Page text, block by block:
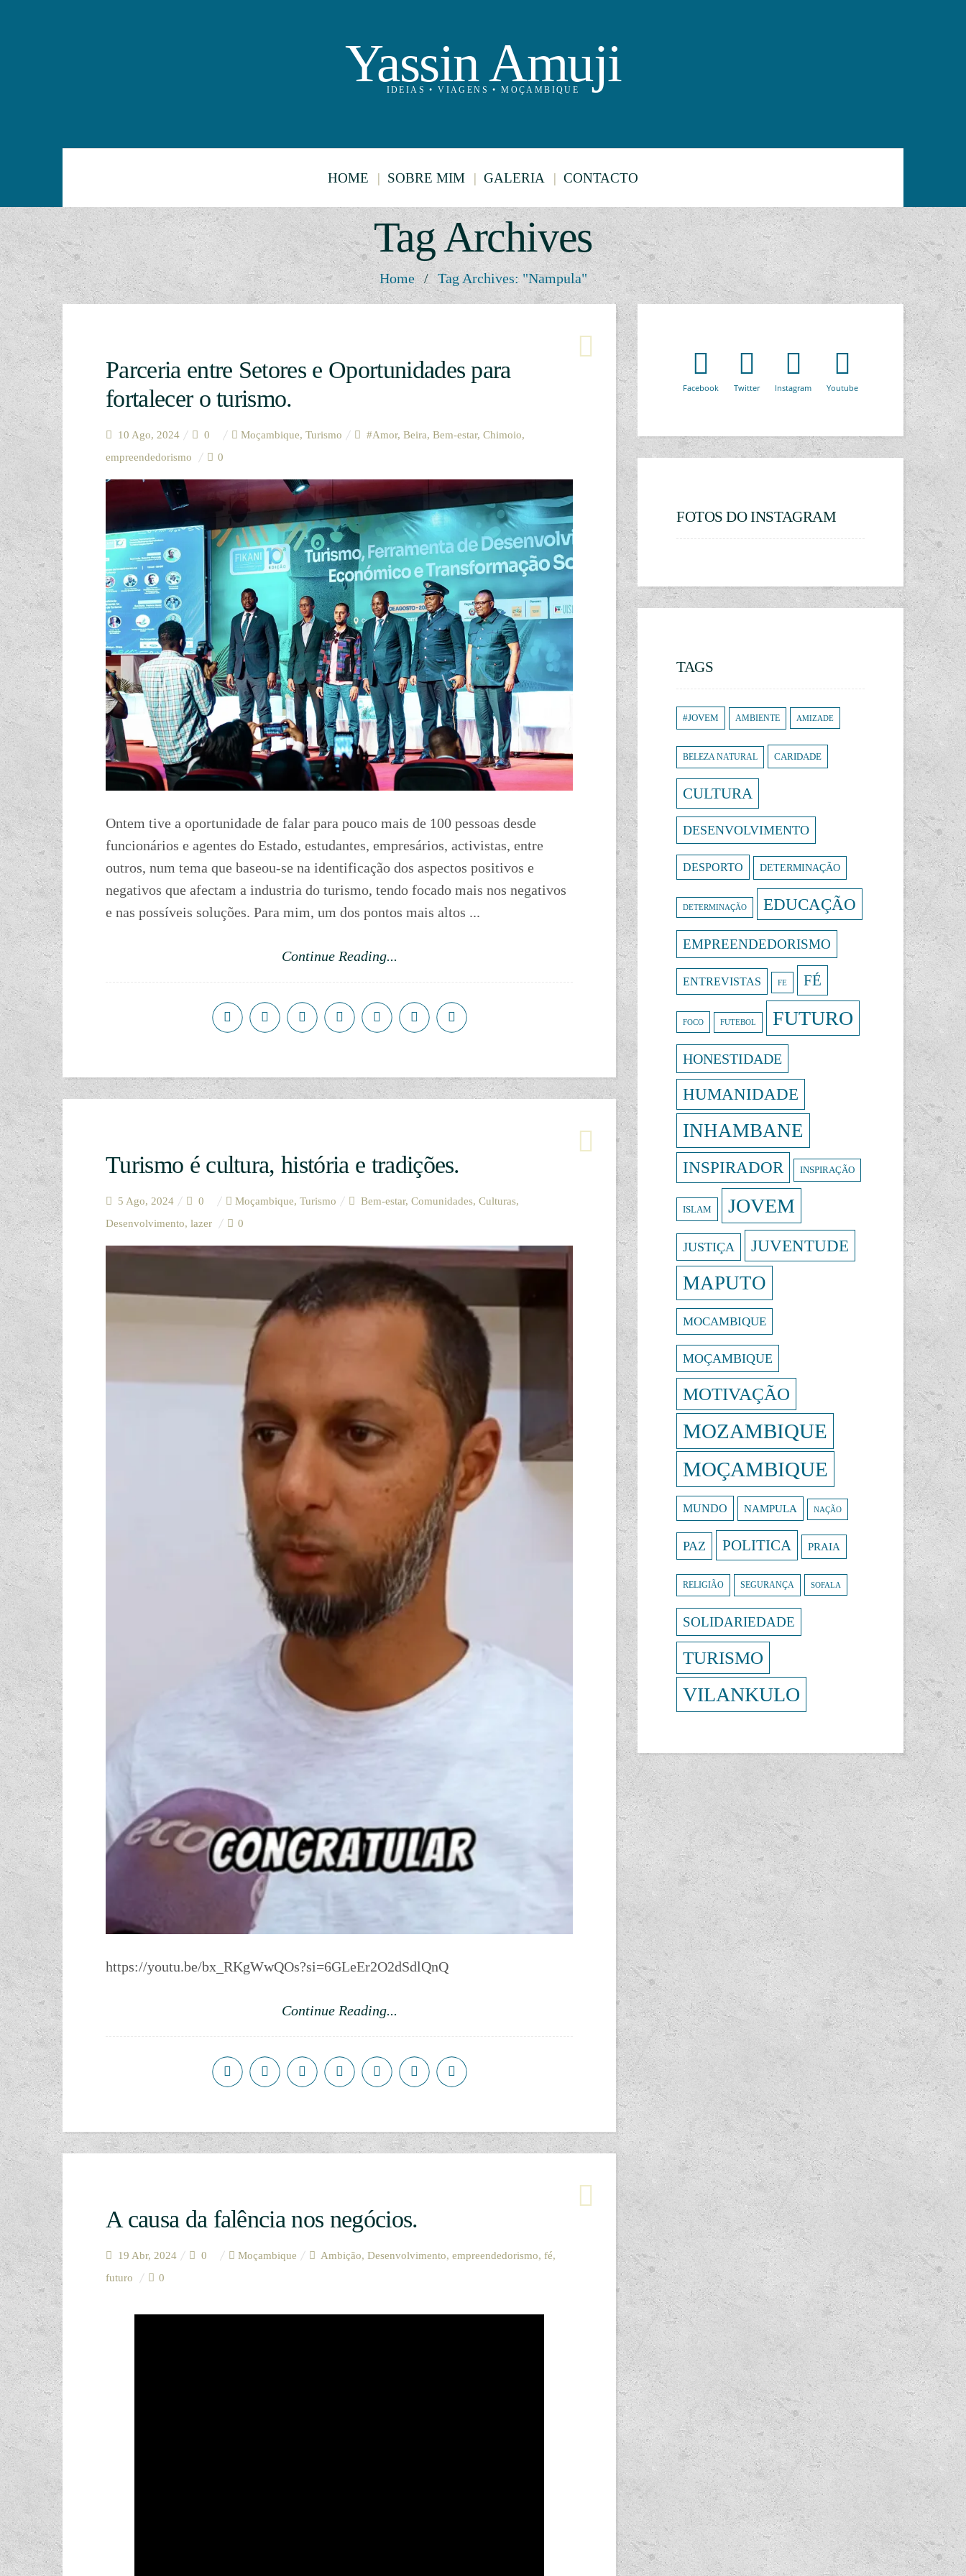
Yassin Amuji
IDEIAS • VIAGENS • MOÇAMBIQUE
HOME SOBRE MIM GALERIA CONTACTO
Tag Archives
Home / Tag Archives: "Nampula"
Parceria entre Setores e Oportunidades para
fortalecer o turismo.
10 Ago, 2024 0 Moçambique, Turismo #Amor, Beira, Bem-estar, Chimoio,
empreendedorismo
0
Ontem tive a oportunidade de falar para pouco mais de 100 pessoas desde
funcionários e agentes do Estado, estudantes, empresários, activistas, entre
outros, num tema que baseou-se na identificação dos aspectos positivos e
negativos que afectam a industria do turismo, tendo focado mais nos negativos
e nas possíveis soluções. Para mim, um dos pontos mais altos ...
Continue Reading...
Turismo é cultura, história e tradições.
5 Ago, 2024 0 Moçambique, Turismo Bem-estar, Comunidades, Culturas,
Desenvolvimento, lazer 0
https://youtu.be/bx_RKgWwQOs?si=6GLeEr2O2dSdlQnQ
Continue Reading...
A causa da falência nos negócios.
19 Abr, 2024 0 Moçambique Ambição, Desenvolvimento, empreendedorismo, fé,
futuro
0
Facebook Twitter Instagram Youtube
FOTOS DO INSTAGRAM
TAGS
#JOVEM AMBIENTE AMIZADE
BELEZA NATURAL CARIDADE
CULTURA
DESENVOLVIMENTO
DESPORTO DETERMINAÇÃO
DETERMINAÇÃO EDUCAÇÃO
EMPREENDEDORISMO
ENTREVISTAS FE FÉ
FOCO FUTEBOL FUTURO
HONESTIDADE
HUMANIDADE
INHAMBANE
INSPIRADOR INSPIRAÇÃO
ISLAM JOVEM
JUSTIÇA JUVENTUDE
MAPUTO
MOCAMBIQUE
MOÇAMBIQUE
MOTIVAÇÃO
MOZAMBIQUE
MOÇAMBIQUE
MUNDO NAMPULA NAÇÃO
PAZ POLITICA PRAIA
RELIGIÃO SEGURANÇA SOFALA
SOLIDARIEDADE
TURISMO
VILANKULO